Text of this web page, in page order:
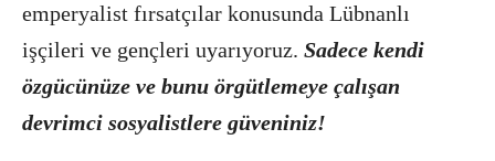
emperyalist fırsatçılar konusunda Lübnanlı
işçileri ve gençleri uyarıyoruz. Sadece kendi
özgücünüze ve bunu örgütlemeye çalışan
devrimci sosyalistlere güveniniz!